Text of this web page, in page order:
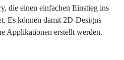
die einen einfachen Einstieg ins
Es können damit 2D-Designs
Applikationen erstellt werden.